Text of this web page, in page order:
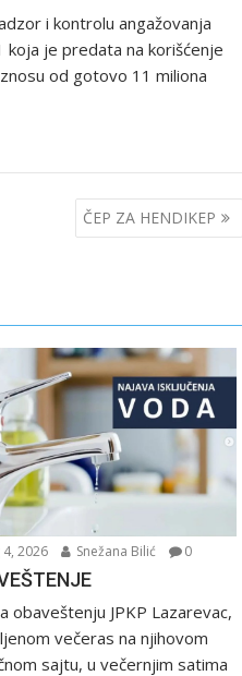
i kontrolu angažovanja
koja je predata na korišćenje
od gotovo 11 miliona
ČEP ZA HENDIKEP
4, 2026 Snežana Bilić 0
obaveštenju JPKP Lazarevac,
večeras na njihovom
sajtu, u večernjim satima